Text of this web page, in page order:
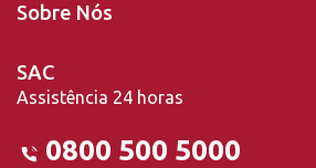
Sobre Nós
SAC
Assistência 24 horas
0800 500 5000